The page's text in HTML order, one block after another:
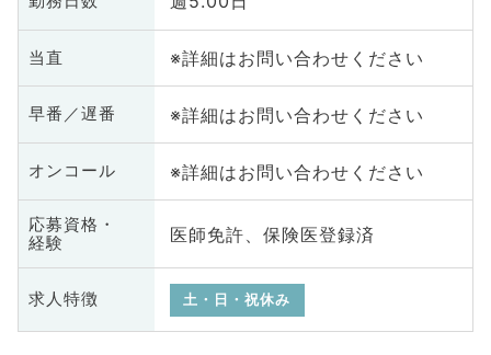
当直 ※詳細はお問い合わせください
早番／遅番 ※詳細はお問い合わせください
オンコール ※詳細はお問い合わせください
応募資格・
経験
医師免許、保険医登録済
求人特徴 土・日・祝休み